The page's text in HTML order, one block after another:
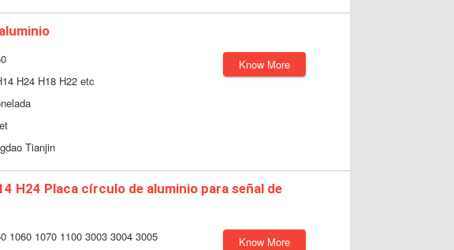
H24 H18 H22 etc
Tianjin
Know More
H24 Placa círculo de aluminio para señal de
1060 1070 1100 3003 3004 3005
Know More